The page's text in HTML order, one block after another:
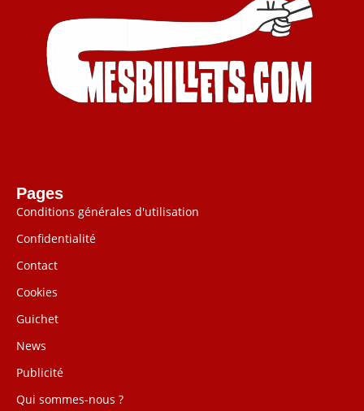
Pages
Conditions générales d'utilisation
Confidentialité
Contact
Cookies
Guichet
News
Publicité
Qui sommes-nous ?